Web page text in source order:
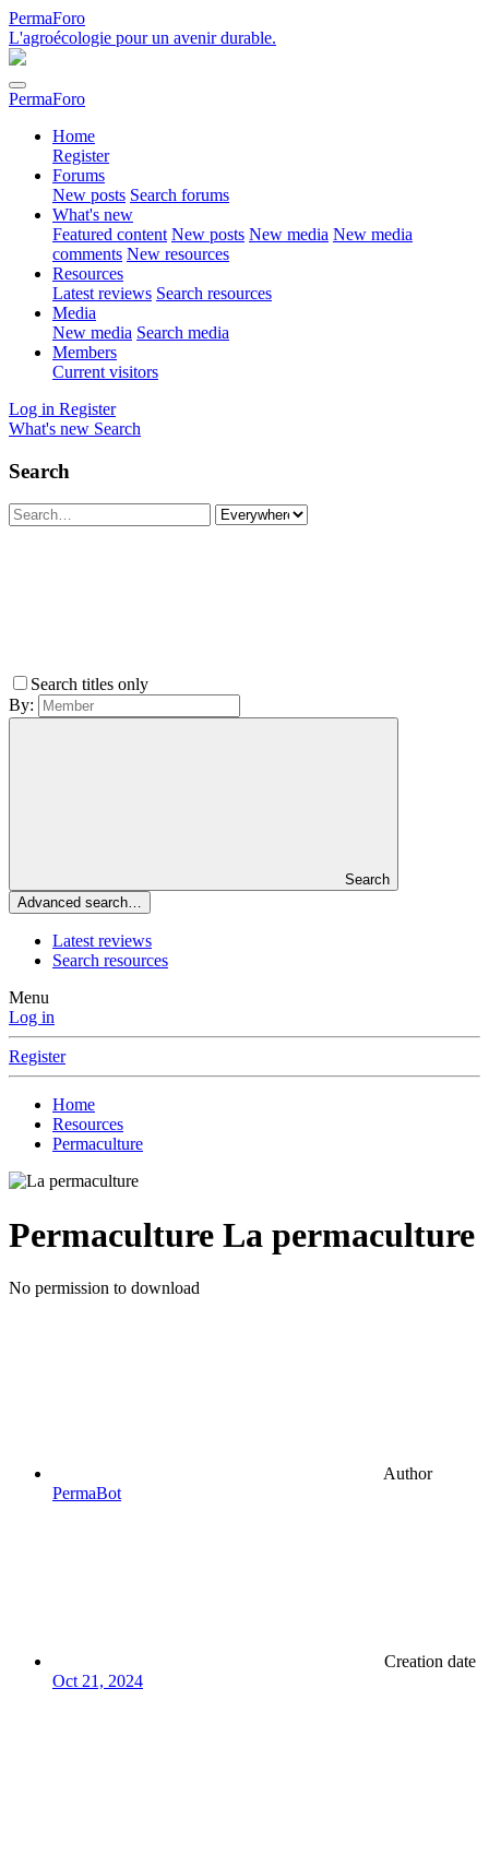
PermaForo
L'agroécologie pour un avenir durable.
PermaForo
Home
Register
Forums
New posts Search forums
What's new
Featured content New posts New media New media
comments New resources
Resources
Latest reviews Search resources
Media
New media Search media
Members
Current visitors
Log in Register
What's new Search
Search
Search titles only
By:
Search
Advanced search…
Latest reviews
Search resources
Menu
Log in
Register
Home
Resources
Permaculture
Permaculture La permaculture
No permission to download
Author
PermaBot
Creation date
Oct 21, 2024